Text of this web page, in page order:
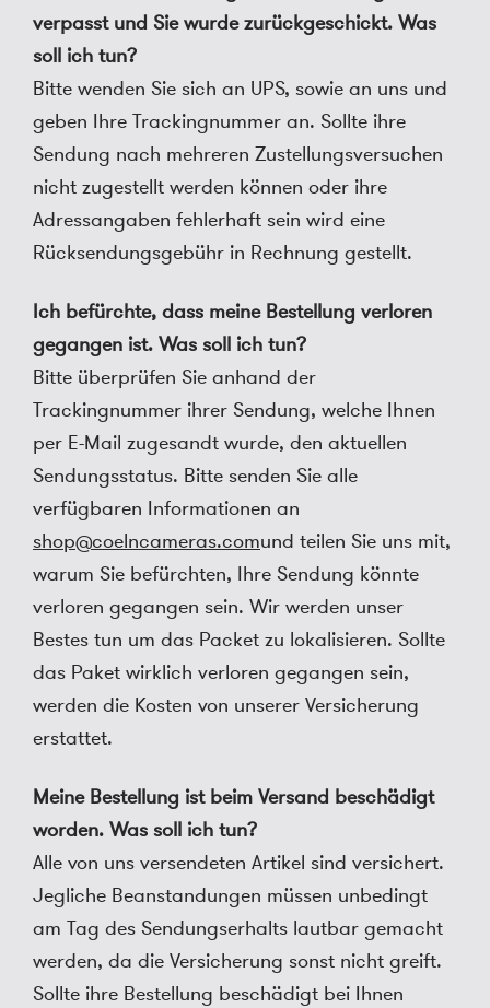
verpasst und Sie wurde zurückgeschickt. Was
soll ich tun?
Bitte wenden Sie sich an UPS, sowie an uns und
geben Ihre Trackingnummer an. Sollte ihre
Sendung nach mehreren Zustellungsversuchen
nicht zugestellt werden können oder ihre
Adressangaben fehlerhaft sein wird eine
Rücksendungsgebühr in Rechnung gestellt.
Ich befürchte, dass meine Bestellung verloren
gegangen ist. Was soll ich tun?
Bitte überprüfen Sie anhand der
Trackingnummer ihrer Sendung, welche Ihnen
per E-Mail zugesandt wurde, den aktuellen
Sendungsstatus. Bitte senden Sie alle
verfügbaren Informationen an
shop@coelncameras.comund teilen Sie uns mit,
warum Sie befürchten, Ihre Sendung könnte
verloren gegangen sein. Wir werden unser
Bestes tun um das Packet zu lokalisieren. Sollte
das Paket wirklich verloren gegangen sein,
werden die Kosten von unserer Versicherung
erstattet.
Meine Bestellung ist beim Versand beschädigt
worden. Was soll ich tun?
Alle von uns versendeten Artikel sind versichert.
Jegliche Beanstandungen müssen unbedingt
am Tag des Sendungserhalts lautbar gemacht
werden, da die Versicherung sonst nicht greift.
Sollte ihre Bestellung beschädigt bei Ihnen